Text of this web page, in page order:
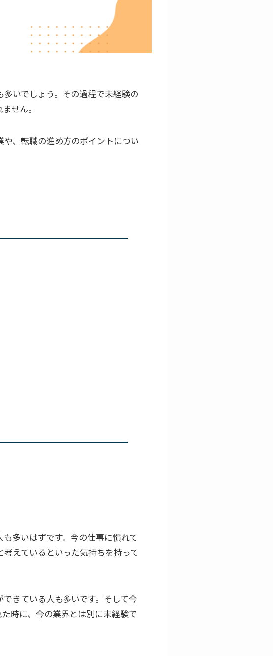
いでしょう。その過程で未経験の
せん。
、転職の進め方のポイントについ
多いはずです。今の仕事に慣れて
えているといった気持ちを持って
きている人も多いです。そして今
時に、今の業界とは別に未経験で